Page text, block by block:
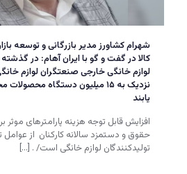
شهرام کشاورز مدیر بازرگانی و توسعه
کالا در گفت و گو با ایران آهام: در
لوازم خانگی خارجی صنعتگران لوازم
نزدیک به ۱۵ میلیون دستگاه
یابند
افزایش قابل توجه هزینه پارامترهای موثر
حقوق و دستمزد سالانه کارکنان از عوامل
تولیدکنندگان لوازم خانگی است/ . […]